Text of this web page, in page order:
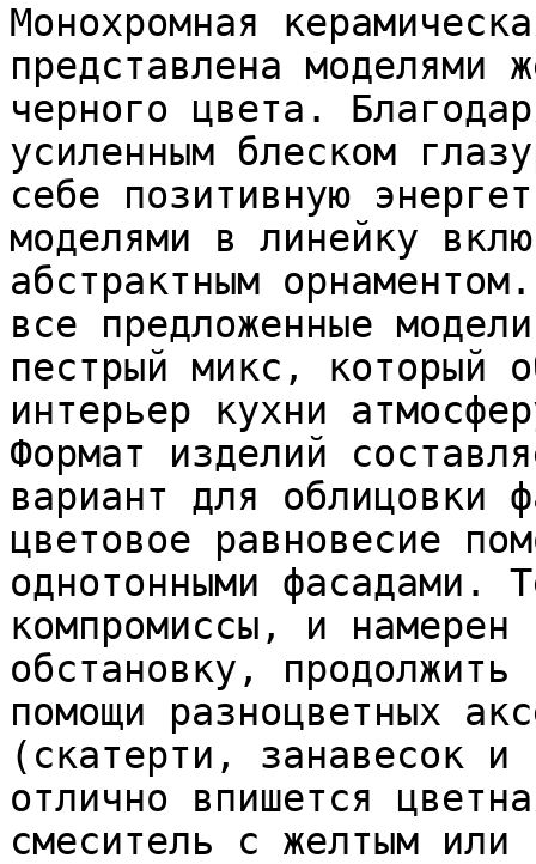
Монохромная
представлена моделями
черного цвета.
усиленным блеском
себе позитивную
моделями в линейку
абстрактным
все предложенные
пестрый микс, который
интерьер кухни
Формат изделий
вариант для облицовки
цветовое равновесие
однотонными фасадами.
компромиссы, и намерен
обстановку,
помощи разноцветных
(скатерти, занавесок
отлично впишется
смеситель с желтым или